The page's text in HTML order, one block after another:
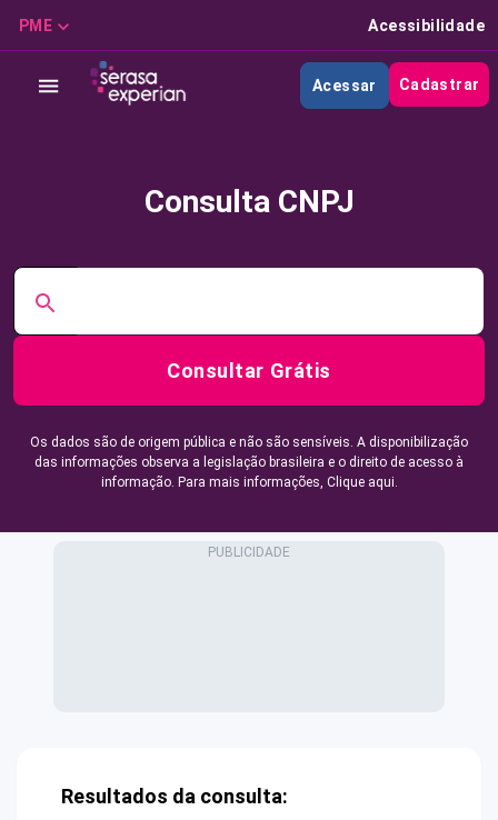
PME Acessibilidade
Acessar Cadastrar
Consulta CNPJ
Consultar Grátis
Os dados são de origem pública e não são sensíveis. A disponibilização
das informações observa a legislação brasileira e o direito de acesso à
informação. Para mais informações, Clique aqui.
Resultados da consulta: